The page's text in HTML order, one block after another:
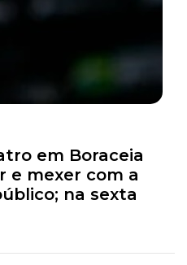
em Boraceia
e mexer com a
na sexta